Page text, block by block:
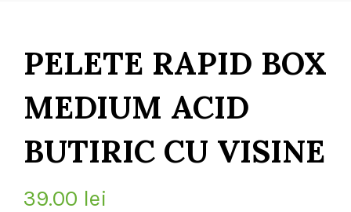
PELETE RAPID BOX
MEDIUM ACID
BUTIRIC CU VISINE
39.00 lei